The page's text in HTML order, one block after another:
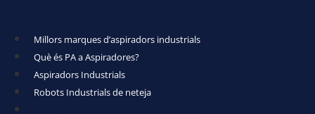
Millors marques d’aspiradors industrials
Què és PA a Aspiradores?
Aspiradors Industrials
Robots Industrials de neteja